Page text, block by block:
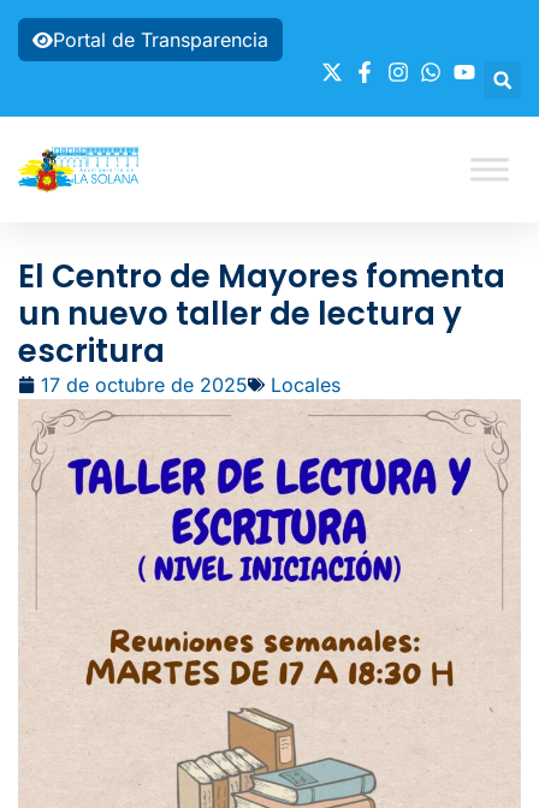
Portal de Transparencia
El Centro de Mayores fomenta
un nuevo taller de lectura y
escritura
17 de octubre de 2025 Locales